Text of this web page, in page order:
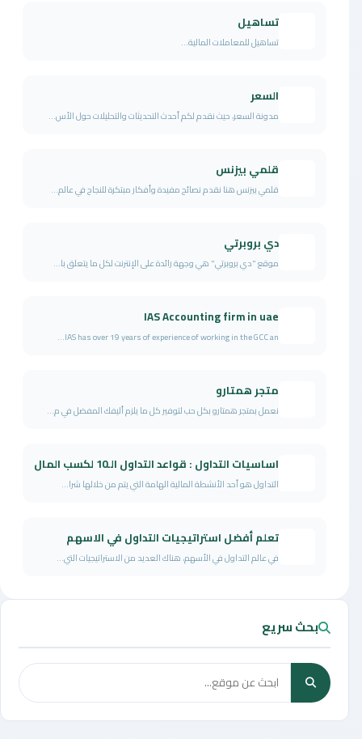
تساهيل
تساهيل للمعاملات المالية...
السعر
مدونة السعر، حيث نقدم لكم أحدث التحديثات والتحليلات حول الأس...
قلمي بيزنس
قلمي بيزنس هنا نقدم نصائح مفيدة وأفكار مبتكرة للنجاح في عالم...
دي بروبرتي
موقع "دي بروبرتي" هي وجهة رائدة على الإنترنت لكل ما يتعلق با...
IAS Accounting firm in uae
IAS has over 19 years of experience of working in the GCC an...
متجر همتارو
نعمل بمتجر همتارو بكل حب لتوفير كل ما يلزم أليفك المفضل في م...
اساسيات التداول : قواعد التداول الـ10 لكسب المال
التداول هو أحد الأنشطة المالية الهامة التي يتم من خلالها شرا...
تعلم أفضل استراتيجيات التداول في الاسهم
في عالم التداول في الأسهم، هناك العديد من الاستراتيجيات التي...
بحث سريع